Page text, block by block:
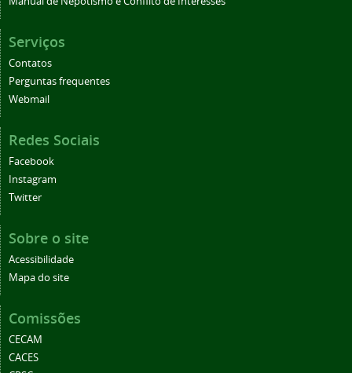
Serviços
Contatos
Perguntas frequentes
Webmail
Redes Sociais
Facebook
Instagram
Twitter
Sobre o site
Acessibilidade
Mapa do site
Comissões
CECAM
CACES